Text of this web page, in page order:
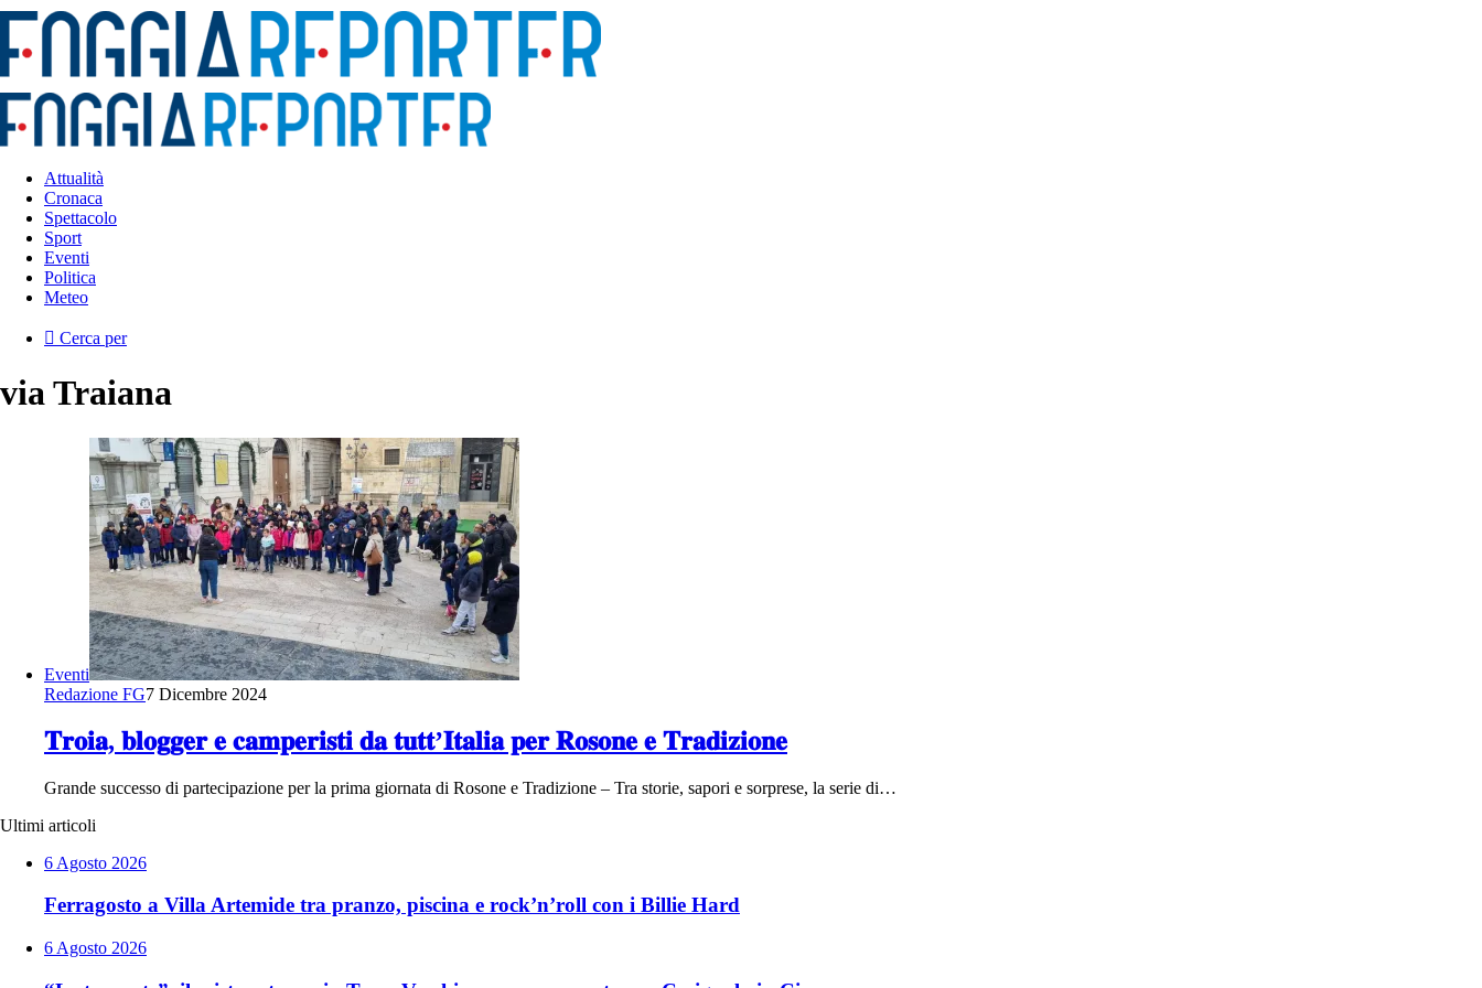
Attualità
Cronaca
Spettacolo
Sport
Eventi
Politica
Meteo
Cerca per
via Traiana
Eventi
Redazione FG7 Dicembre 2024
𝐓𝐫𝐨𝐢𝐚, 𝐛𝐥𝐨𝐠𝐠𝐞𝐫 𝐞 𝐜𝐚𝐦𝐩𝐞𝐫𝐢𝐬𝐭𝐢 𝐝𝐚 𝐭𝐮𝐭𝐭’𝐈𝐭𝐚𝐥𝐢𝐚 𝐩𝐞𝐫 𝐑𝐨𝐬𝐨𝐧𝐞 𝐞 𝐓𝐫𝐚𝐝𝐢𝐳𝐢𝐨𝐧𝐞
Grande successo di partecipazione per la prima giornata di Rosone e Tradizione – Tra storie, sapori e sorprese, la serie di…
Ultimi articoli
6 Agosto 2026
Ferragosto a Villa Artemide tra pranzo, piscina e rock’n’roll con i Billie Hard
6 Agosto 2026